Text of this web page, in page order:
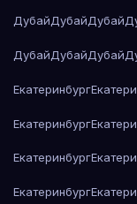
ДубайДубайДубай
ДубайДубайДубай
Екатеринбург
Екатеринбург
Екатеринбург
Екатеринбург